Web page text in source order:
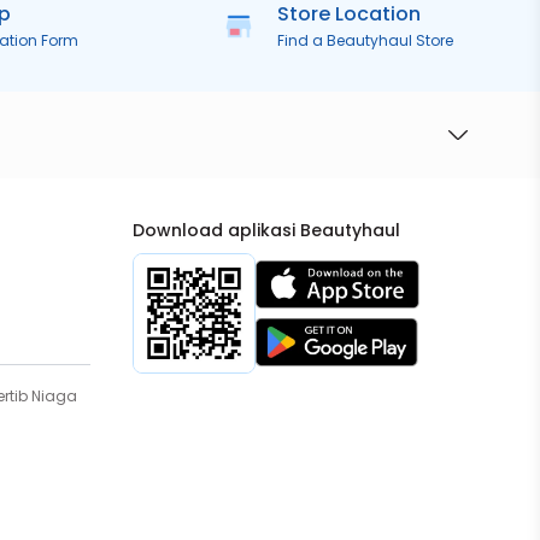
Form
Store Location
Find a Beautyhaul Store
Niaga
Download aplikasi Beautyhaul